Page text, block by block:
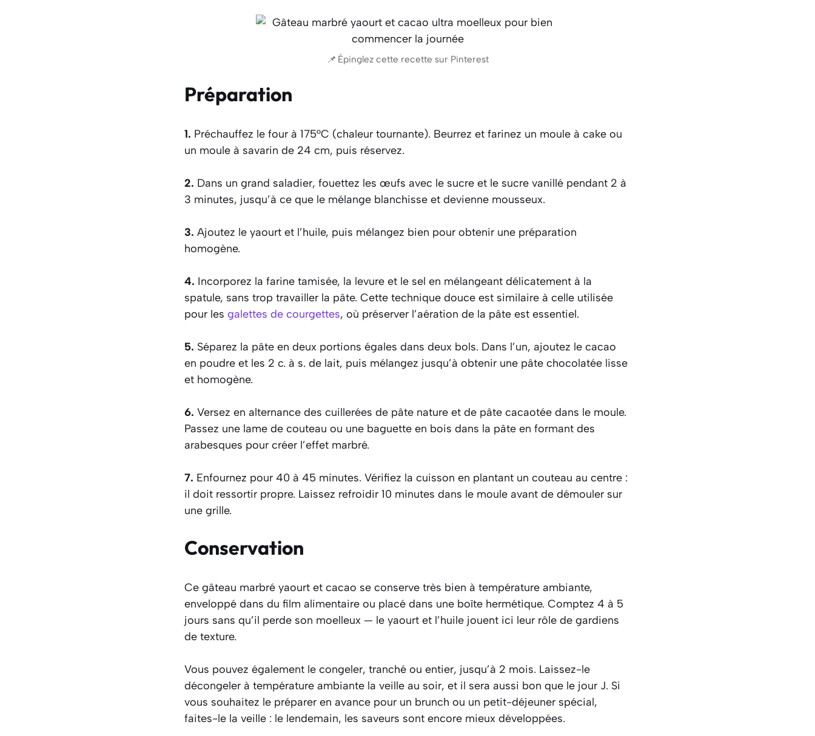
📌 Épinglez cette recette sur Pinterest
Préparation
1. Préchauffez le four à 175°C (chaleur tournante). Beurrez et farinez un moule à cake ou
un moule à savarin de 24 cm, puis réservez.
2. Dans un grand saladier, fouettez les œufs avec le sucre et le sucre vanillé pendant 2 à
3 minutes, jusqu’à ce que le mélange blanchisse et devienne mousseux.
3. Ajoutez le yaourt et l’huile, puis mélangez bien pour obtenir une préparation
homogène.
4. Incorporez la farine tamisée, la levure et le sel en mélangeant délicatement à la
spatule, sans trop travailler la pâte. Cette technique douce est similaire à celle utilisée
pour les galettes de courgettes, où préserver l’aération de la pâte est essentiel.
5. Séparez la pâte en deux portions égales dans deux bols. Dans l’un, ajoutez le cacao
en poudre et les 2 c. à s. de lait, puis mélangez jusqu’à obtenir une pâte chocolatée lisse
et homogène.
6. Versez en alternance des cuillerées de pâte nature et de pâte cacaotée dans le moule.
Passez une lame de couteau ou une baguette en bois dans la pâte en formant des
arabesques pour créer l’effet marbré.
7. Enfournez pour 40 à 45 minutes. Vérifiez la cuisson en plantant un couteau au centre :
il doit ressortir propre. Laissez refroidir 10 minutes dans le moule avant de démouler sur
une grille.
Conservation
Ce gâteau marbré yaourt et cacao se conserve très bien à température ambiante,
enveloppé dans du film alimentaire ou placé dans une boîte hermétique. Comptez 4 à 5
jours sans qu’il perde son moelleux — le yaourt et l’huile jouent ici leur rôle de gardiens
de texture.
Vous pouvez également le congeler, tranché ou entier, jusqu’à 2 mois. Laissez-le
décongeler à température ambiante la veille au soir, et il sera aussi bon que le jour J. Si
vous souhaitez le préparer en avance pour un brunch ou un petit-déjeuner spécial,
faites-le la veille : le lendemain, les saveurs sont encore mieux développées.